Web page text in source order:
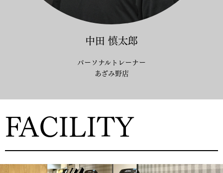
中田 慎太郎
パーソナルトレーナー
あざみ野店
FACILITY